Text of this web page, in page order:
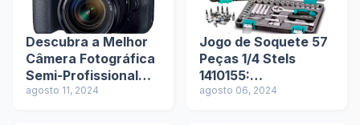
Descubra a Melhor
Câmera Fotográfica
Semi-Profissional
para Você
agosto 11, 2024
Jogo de Soquete 57
Peças 1/4 Stels
1410155:
Versatilidade e
agosto 06, 2024